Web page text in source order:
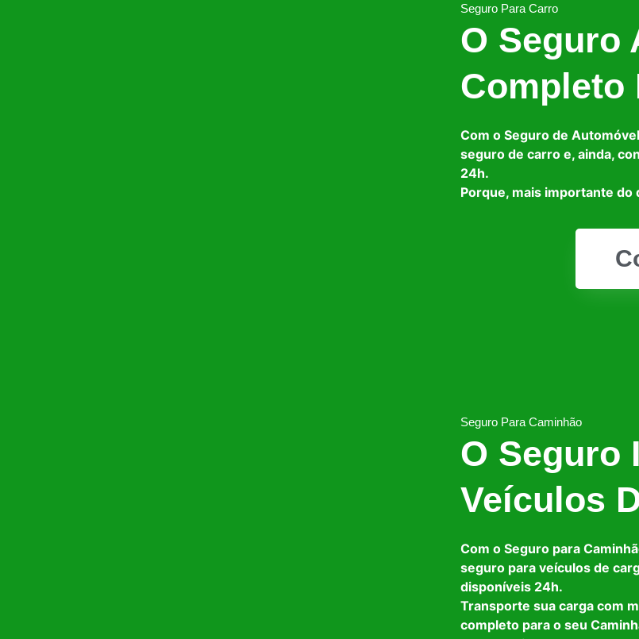
Seguro Para Carro
O Seguro
Completo
Com o Seguro de
seguro de carro e, ainda,
24h.
Porque, mais importante do
Seguro Para Caminhão
O Seguro
Veículos
Com o Seguro para
seguro para veículos de
disponíveis 24h.
Transporte sua carga com
completo para o seu